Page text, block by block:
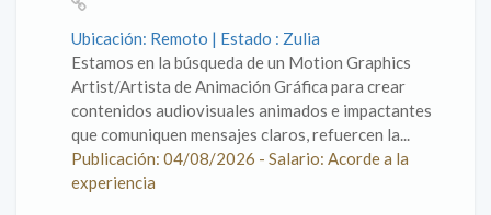
Ubicación: Remoto | Estado : Zulia
Estamos en la búsqueda de un Motion Graphics
Artist/Artista de Animación Gráfica para crear
contenidos audiovisuales animados e impactantes
que comuniquen mensajes claros, refuercen la...
Publicación: 04/08/2026 - Salario: Acorde a la
experiencia